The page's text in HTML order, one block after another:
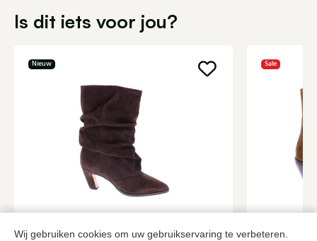
Wij gebruiken cookies om uw gebruikservaring te verbeteren.
Is dit iets voor jou?
Nieuw
Bruine enkellaarzen dames
Sale
Bruine